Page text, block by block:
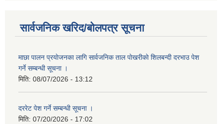
सार्वजनिक खरिद/बोलपत्र सूचना
माछा पालन प्रयाेजनका लागि सार्वजनिक ताल पाेखरीकाे शिलबन्दी दरभाउ पेश
गर्ने सम्बन्धी सूचना ।
मिति: 08/07/2026 - 13:12
दररेट पेश गर्ने सम्बन्धी सूचना ।
मिति: 07/20/2026 - 17:02